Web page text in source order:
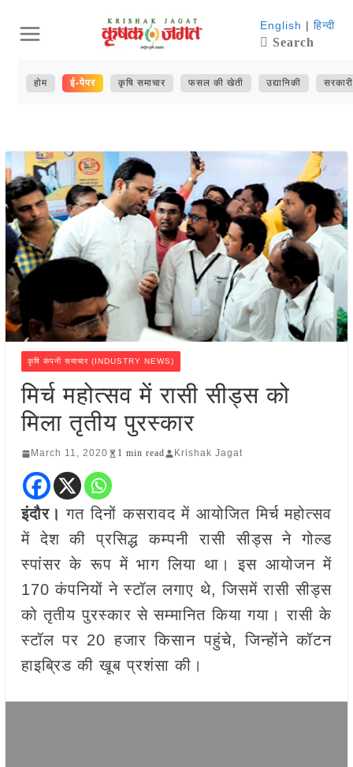
content
English | हिन्दी
Search
होम ई-पेपर कृषि समाचार फसल की खेती उद्यानिकी
कृषि कंपनी समाचार (INDUSTRY NEWS)
मिर्च महोत्सव में रासी सीड्स को
मिला तृतीय पुरस्कार
March 11, 2020 1 min read Krishak Jagat
इंदौर। गत दिनों कसरावद में आयोजित मिर्च महोत्सव
में देश की प्रसिद्ध कम्पनी रासी सीड्स ने गोल्ड
स्पांसर के रूप में भाग लिया था। इस आयोजन में
170 कंपनियों ने स्टॉल लगाए थे, जिसमें रासी सीड्स
को तृतीय पुरस्कार से सम्मानित किया गया। रासी के
स्टॉल पर 20 हजार किसान पहुंचे, जिन्होंने कॉटन
हाइब्रिड की खूब प्रशंसा की।